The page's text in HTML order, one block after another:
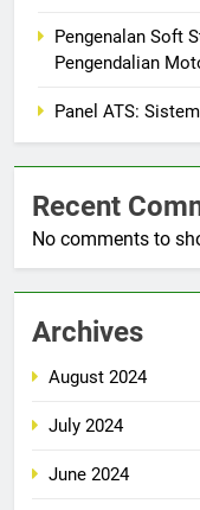
Pengenalan Soft
Pengendalian
Panel ATS:
Recent
No comments to
Archives
August 2024
July 2024
June 2024